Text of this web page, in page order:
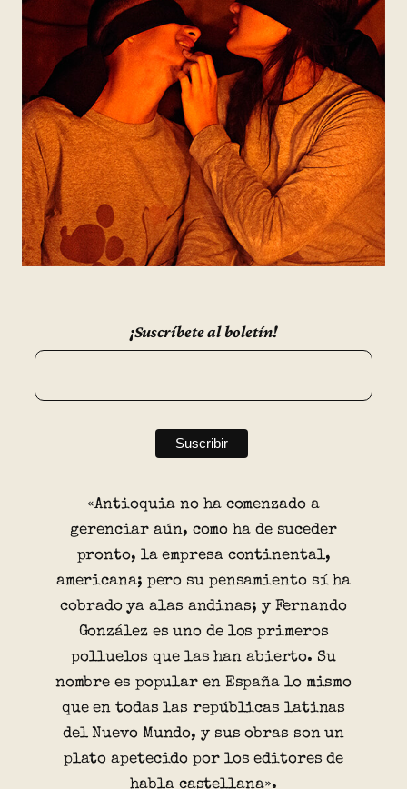
¡Suscríbete al boletín!
«Antioquia no ha comenzado a
gerenciar aún, como ha de suceder
pronto, la empresa continental,
americana; pero su pensamiento sí ha
cobrado ya alas andinas; y Fernando
González es uno de los primeros
polluelos que las han abierto. Su
nombre es popular en España lo mismo
que en todas las repúblicas latinas
del Nuevo Mundo, y sus obras son un
plato apetecido por los editores de
habla castellana».